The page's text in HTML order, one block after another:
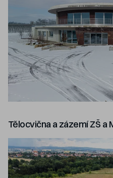
Tělocvična a zázemí ZŠ a